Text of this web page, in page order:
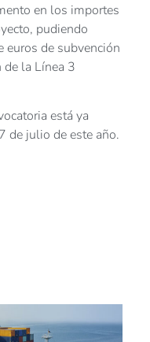
en los importes
pudiendo
euros de subvención
la Línea 3
está ya
de julio de este año.